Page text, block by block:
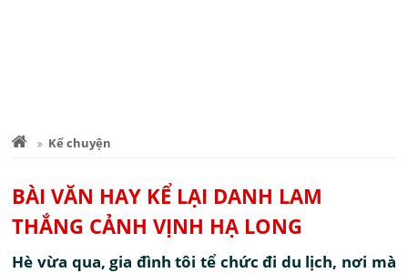
Kể chuyện
BÀI VĂN HAY KỂ LẠI DANH LAM
THẮNG CẢNH VỊNH HẠ LONG
Hè vừa qua, gia đình tôi tể chức đi du lịch, nơi mà